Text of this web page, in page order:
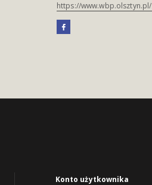
https://www.wbp.olsztyn.pl/
Konto użytkownika